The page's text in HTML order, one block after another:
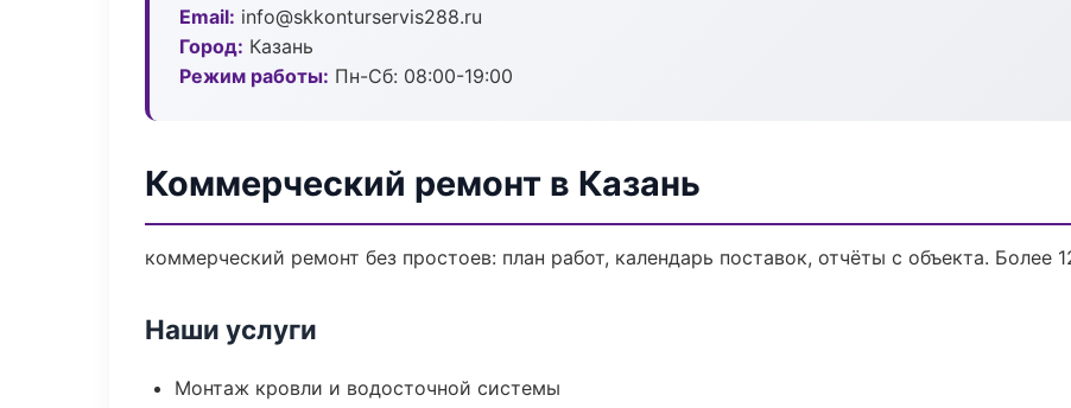
Email: info@skkonturservis288.ru
Город: Казань
Режим работы: Пн-Сб: 08:00-19:00
Коммерческий ремонт в Казань
коммерческий ремонт без простоев: план работ, календарь поставок, отчёты с объекта. Более
Наши услуги
Монтаж кровли и водосточной системы